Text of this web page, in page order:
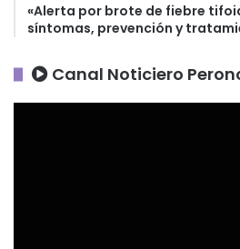
«Alerta por brote de fiebre
síntomas, prevención y
Canal Noticiero